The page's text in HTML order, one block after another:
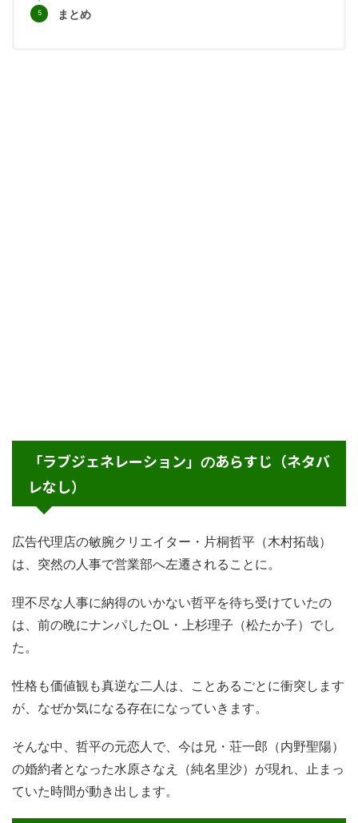
まとめ
「ラブジェネレーション」 のあらすじ（ネタバ
レなし）
広告代理店の敏腕クリエイター・片桐哲平（木村拓哉）
は、突然の人事で営業部へ左遷されることに。
理不尽な人事に納得のいかない哲平を待ち受けていたの
は、前の晩にナンパしたOL・上杉理子（松たか子）でし
た。
性格も価値観も真逆な二人は、ことあるごとに衝突します
が、なぜか気になる存在になっていきます。
そんな中、哲平の元恋人で、今は兄・荘一郎（内野聖陽）
の婚約者となった水原さなえ（純名里沙）が現れ、止まっ
ていた時間が動き出します。